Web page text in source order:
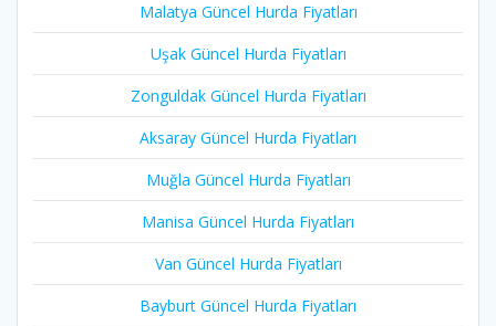
Malatya Güncel Hurda Fiyatları
Uşak Güncel Hurda Fiyatları
Zonguldak Güncel Hurda Fiyatları
Aksaray Güncel Hurda Fiyatları
Muğla Güncel Hurda Fiyatları
Manisa Güncel Hurda Fiyatları
Van Güncel Hurda Fiyatları
Bayburt Güncel Hurda Fiyatları